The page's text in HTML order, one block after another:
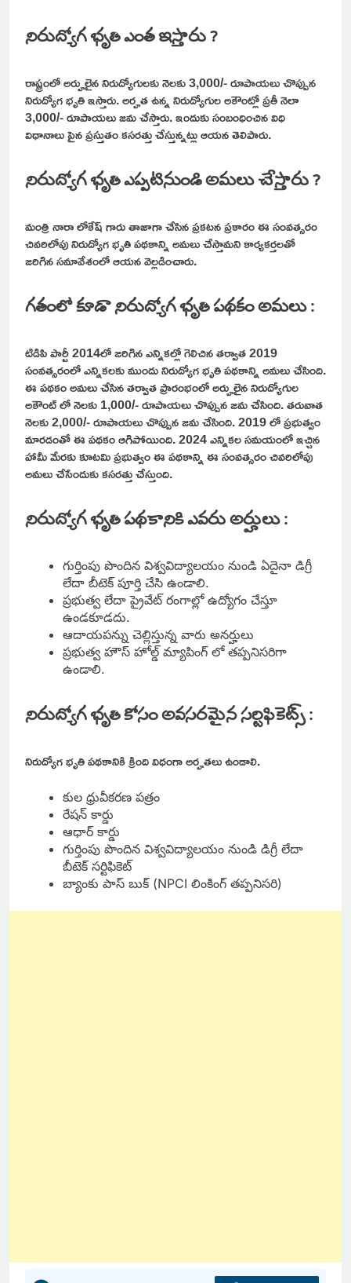
నిరుద్యోగ భృతి ఎంత ఇస్తారు ?
రాష్ట్రంలో అర్హులైన నిరుద్యోగులకు నెలకు 3,000/- రూపాయలు చొప్పున
నిరుద్యోగ భృతి ఇస్తారు. అర్హత ఉన్న నిరుద్యోగుల అకౌంట్లో ప్రతీ నెలా
3,000/- రూపాయలు జమ చేస్తారు. ఇందుకు సంబంధించిన విధి
విధానాలు పైన ప్రస్తుతం కసరత్తు చేస్తున్నట్లు ఆయన తెలిపారు.
నిరుద్యోగ భృతి ఎప్పటినుండి అమలు చేస్తారు ?
మంత్రి నారా లోకేష్ గారు తాజాగా చేసిన ప్రకటన ప్రకారం ఈ సంవత్సరం
చివరిలోపు నిరుద్యోగ భృతి పథకాన్ని అమలు చేస్తామని కార్యకర్తలతో
జరిగిన సమావేశంలో ఆయన వెల్లడించారు.
గతంలో కూడా నిరుద్యోగ భృతి పథకం అమలు :
టిడిపి పార్టీ 2014లో జరిగిన ఎన్నికల్లో గెలిచిన తర్వాత 2019
సంవత్సరంలో ఎన్నికలకు ముందు నిరుద్యోగ భృతి పథకాన్ని అమలు చేసింది.
ఈ పథకం అమలు చేసిన తర్వాత ప్రారంభంలో అర్హులైన నిరుద్యోగుల
అకౌంట్ లో నెలకు 1,000/- రూపాయలు చొప్పున జమ చేసింది. తరువాత
నెలకు 2,000/- రూపాయలు చొప్పున జమ చేసింది. 2019 లో ప్రభుత్వం
మారడంతో ఈ పథకం ఆగిపోయింది. 2024 ఎన్నికల సమయంలో ఇచ్చిన
హామీ మేరకు కూటమి ప్రభుత్వం ఈ పథకాన్ని ఈ సంవత్సరం చివరిలోపు
అమలు చేసేందుకు కసరత్తు చేస్తుంది.
నిరుద్యోగ భృతి పథకానికి ఎవరు అర్హులు :
గుర్తింపు పొందిన విశ్వవిద్యాలయం నుండి ఏదైనా డిగ్రీ
లేదా బీటెక్ పూర్తి చేసి ఉండాలి.
ప్రభుత్వ లేదా ప్రైవేట్ రంగాల్లో ఉద్యోగం చేస్తూ
ఉండకూడదు.
ఆదాయపన్ను చెల్లిస్తున్న వారు అనర్హులు
ప్రభుత్వ హౌస్ హోల్డ్ మ్యాపింగ్ లో తప్పనిసరిగా
ఉండాలి.
నిరుద్యోగ భృతి కోసం అవసరమైన సర్టిఫికెట్స్ :
నిరుద్యోగ భృతి పథకానికి క్రింది విధంగా అర్హతలు ఉండాలి.
కుల ధ్రువీకరణ పత్రం
రేషన్ కార్డు
ఆధార్ కార్డు
గుర్తింపు పొందిన విశ్వవిద్యాలయం నుండి డిగ్రీ లేదా
బీటెక్ సర్టిఫికెట్
బ్యాంకు పాస్ బుక్ (NPCI లింకింగ్ తప్పనిసరి)